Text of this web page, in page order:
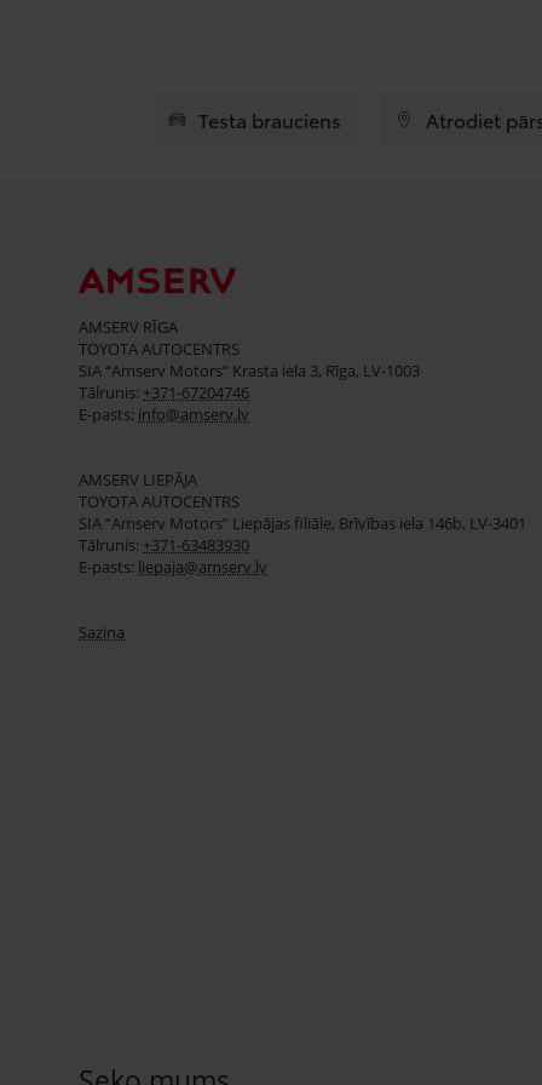
Testa brauciens Atrodiet
AMSERV RĪGA
TOYOTA AUTOCENTRS
SIA “Amserv Motors” Krasta iela 3, Rīga, LV-1003
Tālrunis: +371-67204746
E-pasts: info@amserv.lv
AMSERV LIEPĀJA
TOYOTA AUTOCENTRS
SIA “Amserv Motors” Liepājas filiāle, Brīvības iela 146b, LV-3401
Tālrunis: +371-63483930
E-pasts: liepaja@amserv.lv
Saziņa